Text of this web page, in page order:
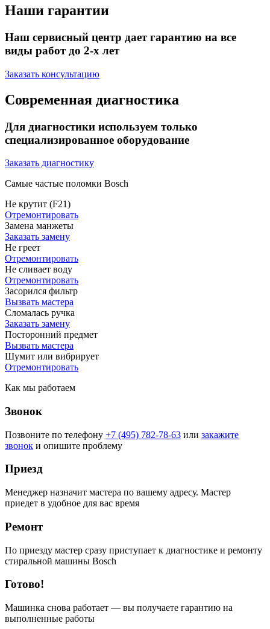
Наши гарантии
Наш сервисный центр дает гарантию на все
виды работ до 2-х лет
Заказать консультацию
Современная диагностика
Для диагностики используем только
специализированное оборудование
Заказать диагностику
Самые частые поломки Bosch
Не крутит (F21)
Отремонтировать
Замена манжеты
Заказать замену
Не греет
Отремонтировать
Не сливает воду
Отремонтировать
Засорился фильтр
Вызвать мастера
Сломалась ручка
Заказать замену
Посторонний предмет
Вызвать мастера
Шумит или вибрирует
Отремонтировать
Как мы работаем
Звонок
Позвоните по телефону +7 (495) 782-78-63 или закажите
звонок и опишите проблему
Приезд
Менеджер назначит мастера по вашему адресу. Мастер
приедет в удобное для вас время
Ремонт
По приезду мастер сразу приступает к диагностике и ремонту
стиральной машины Bosch
Готово!
Машинка снова работает — вы получаете гарантию на
выполненные работы